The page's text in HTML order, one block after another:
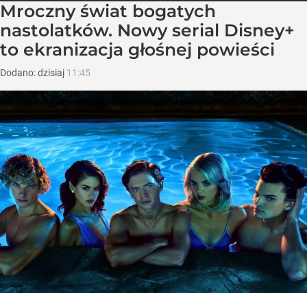
Mroczny świat bogatych
nastolatków. Nowy serial Disney+
to ekranizacja głośnej powieści
Dodano:dzisiaj 11:45